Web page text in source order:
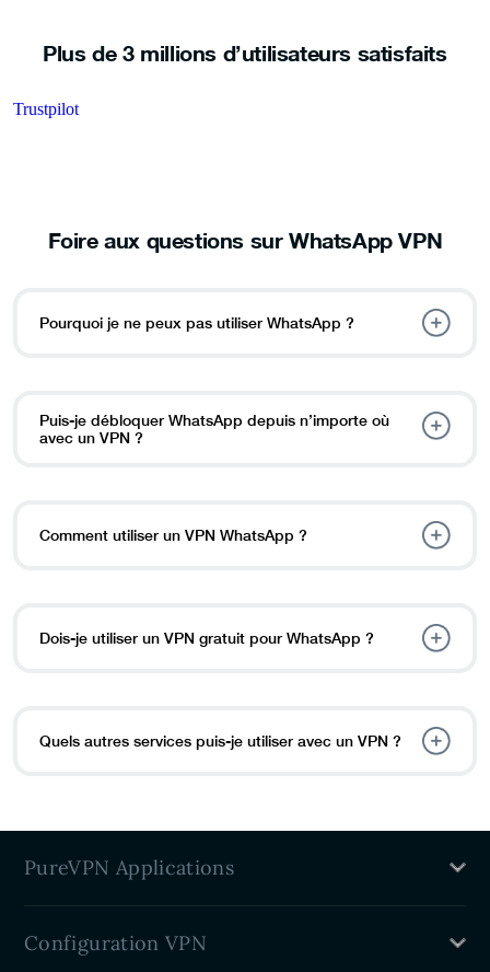
Plus de 3 millions d’utilisateurs satisfaits
Trustpilot
Foire aux questions sur WhatsApp VPN
Pourquoi je ne peux pas utiliser WhatsApp ?
Puis-je débloquer WhatsApp depuis n’importe où
avec un VPN ?
Comment utiliser un VPN WhatsApp ?
Dois-je utiliser un VPN gratuit pour WhatsApp ?
Quels autres services puis-je utiliser avec un VPN ?
PureVPN Applications
VPN pour Windows
Configuration VPN